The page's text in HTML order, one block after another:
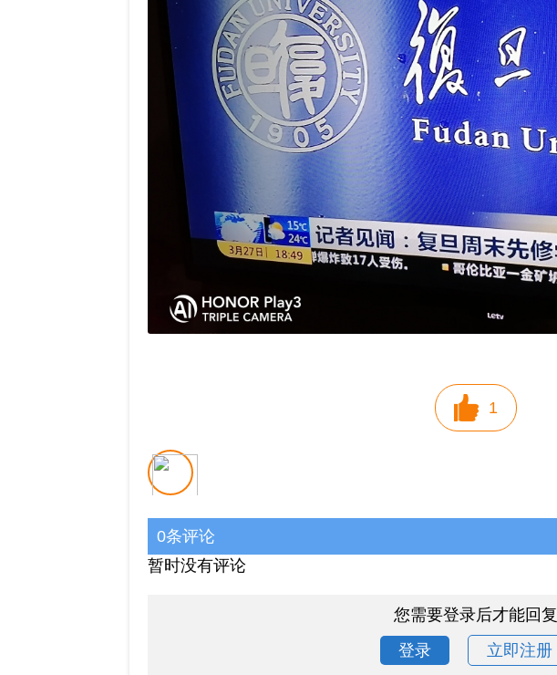
1
0条评论
暂时没有评论
您需要登录后才能回复
登录
立即注册